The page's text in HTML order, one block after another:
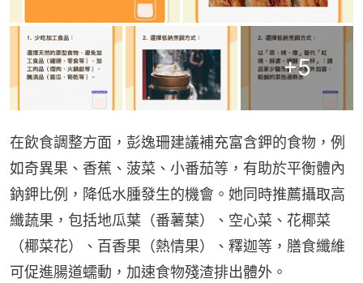
+5
在飲食調整方面，彭逸珊建議補充富含鉀的食物，例
如奇異果、香蕉、菠菜、小番茄等，有助於平衡體內
鈉鉀比例，降低水腫發生的機會。她同時推薦攝取高
纖蔬果，包括地瓜葉（番薯葉）、空心菜、花椰菜
（椰菜花）、百香果（熱情果）、釋迦等，膳食纖維
可促進腸道蠕動，加速食物殘渣排出體外。